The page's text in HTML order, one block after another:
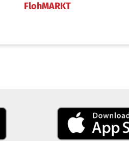
FlohMARKT